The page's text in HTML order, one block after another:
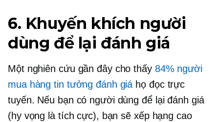
6. Khuyến khích người
dùng để lại đánh giá
Một nghiên cứu gần đây cho thấy 84% người
mua hàng tin tưởng đánh giá họ đọc trực
tuyến. Nếu bạn có người dùng để lại đánh giá
(hy vọng là tích cực), bạn sẽ xếp hạng cao